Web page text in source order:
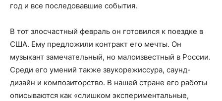
год и все последовавшие события.
В тот злосчастный февраль он готовился к поездке в
США. Ему предложили контракт его мечты. Он
музыкант замечательный, но малоизвестный в России.
Среди его умений также звукорежиссура, саунд-
дизайн и композиторство. В нашей стране его работы
описываются как «слишком экспериментальные,